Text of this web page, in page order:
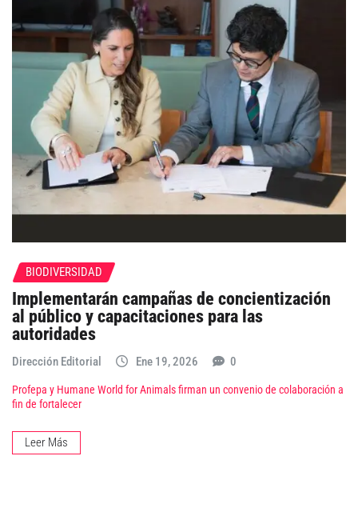
BIODIVERSIDAD
Implementarán campañas de concientización
al público y capacitaciones para las
autoridades
Dirección Editorial Ene 19, 2026 0
Profepa y Humane World for Animals firman un convenio de colaboración a
fin de fortalecer
Leer Más